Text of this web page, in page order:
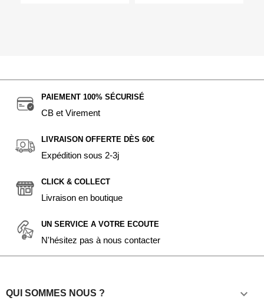
PAIEMENT 100% SÉCURISÉ
CB et Virement
LIVRAISON OFFERTE DÈS 60€
Expédition sous 2-3j
CLICK & COLLECT
Livraison en boutique
UN SERVICE A VOTRE ECOUTE
N'hésitez pas à nous contacter
QUI SOMMES NOUS ? 